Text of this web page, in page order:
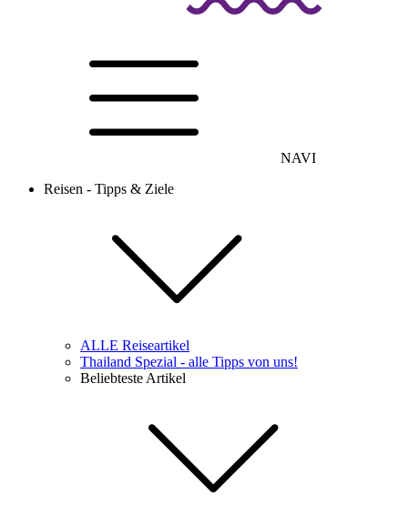
NAVI
Reisen - Tipps & Ziele
ALLE Reiseartikel
Thailand Spezial - alle Tipps von uns!
Beliebteste Artikel